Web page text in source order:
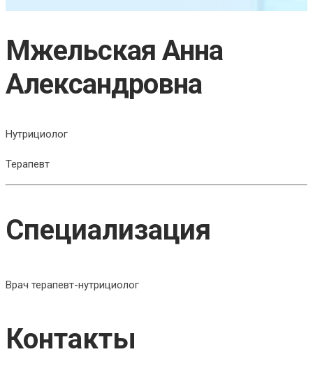
Мжельская Анна
Александровна
Нутрициолог
Терапевт
Специализация
Врач терапевт-нутрициолог
Контакты